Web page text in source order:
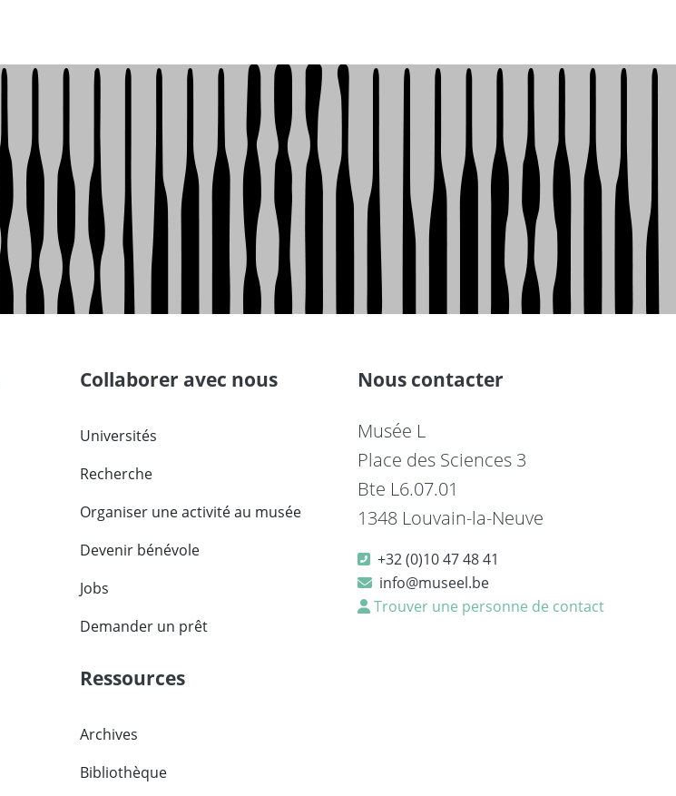
Collaborer avec nous
Universités
Recherche
Organiser une activité au musée
Devenir bénévole
Jobs
Demander un prêt
Ressources
Archives
Bibliothèque
Nous contacter
Musée L
Place des Sciences 3
Bte L6.07.01
1348 Louvain-la-Neuve
+32 (0)10 47 48 41
info@museel.be
Trouver une personne de contact